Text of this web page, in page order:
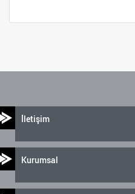
İletişim
Kurumsal